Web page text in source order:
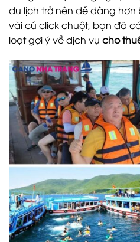
du lịch trở nên dễ dàng hơn
vài cú click chuột, bạn đã
loạt gợi ý về dịch vụ cho